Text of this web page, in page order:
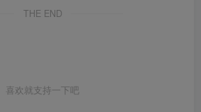
THE END
喜欢就支持一下吧